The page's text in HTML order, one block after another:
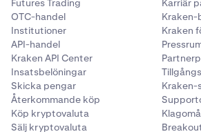
Futures Trading
OTC-handel
Institutioner
API-handel
Kraken API Center
Insatsbelöningar
Skicka pengar
Återkommande köp
Köp kryptovaluta
Sälj kryptovaluta
Karriär
Kraken-
Kraken